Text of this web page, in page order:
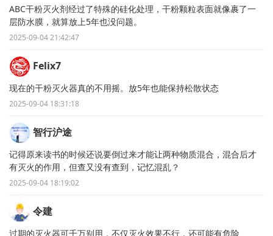
ABC干粉灭火剂经过了特殊的硅化处理，干粉颗粒表面就像裹了一
层防水膜，就算放上5年也没问题。
2025-09-04 21:42:47
Felix7
现在的干粉灭火器真的不用摇。放5年也能保持松散状态
2025-09-04 18:31:18
智行沪途
记得原来读书的时候还说要倒过来才能让两种物质混合，混合后才
有灭火的作用，但查又没有查到，记忆混乱？
2025-09-04 18:19:02
令建
过期的灭火器可千万别用，不仅灭火效果不行，还可能有危险